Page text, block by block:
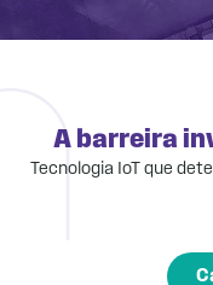
A barreira
Tecnologia IoT que